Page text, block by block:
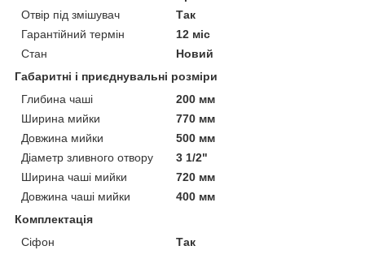
Отвір під змішувач
Так
Гарантійний термін
12 міс
Стан
Новий
Габаритні і приєднувальні розміри
Глибина чаші
200 мм
Ширина мийки
770 мм
Довжина мийки
500 мм
Діаметр зливного отвору
3 1/2"
Ширина чаші мийки
720 мм
Довжина чаші мийки
400 мм
Комплектація
Сіфон
Так